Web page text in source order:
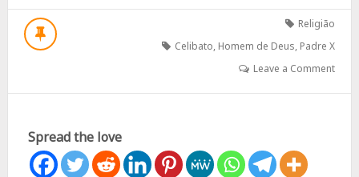
Religião
Celibato, Homem de Deus, Padre X
Leave a Comment
Spread the love